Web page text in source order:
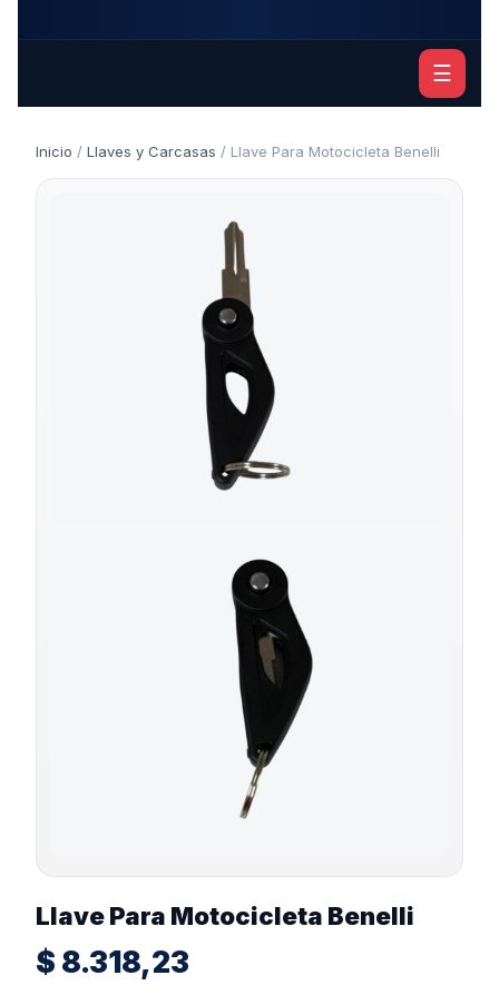
☰
Inicio / Llaves y Carcasas / Llave Para Motocicleta Benelli
Llave Para Motocicleta Benelli
$ 8.318,23